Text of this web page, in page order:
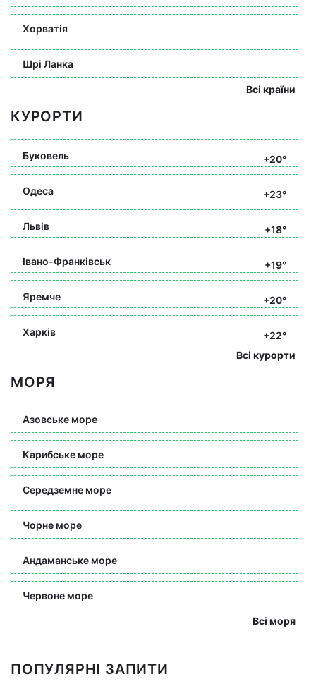
Хорватія
Шрі Ланка
Всі країни
КУРОРТИ
Буковель +20°
Одеса +23°
Львів +18°
Івано-Франківськ +19°
Яремче +20°
Харків
+22°
Всі курорти
МОРЯ
Азовське море
Карибське море
Середземне море
Чорне море
Андаманське море
Червоне море
Всі моря
ПОПУЛЯРНІ ЗАПИТИ